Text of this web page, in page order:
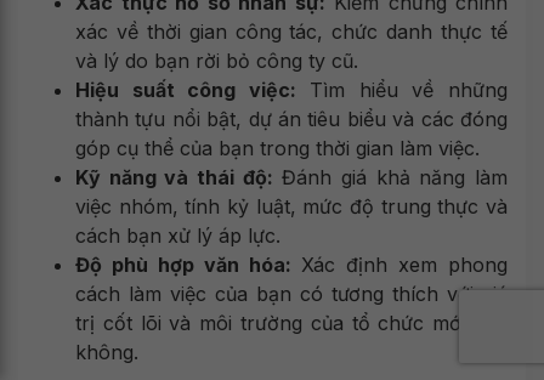
xác về thời gian công tác, chức danh thực tế
và lý do bạn rời bỏ công ty cũ.
Hiệu suất công việc: Tìm hiểu về những
thành tựu nổi bật, dự án tiêu biểu và các đóng
góp cụ thể của bạn trong thời gian làm việc.
Kỹ năng và thái độ: Đánh giá khả năng làm
việc nhóm, tính kỷ luật, mức độ trung thực và
cách bạn xử lý áp lực.
Độ phù hợp văn hóa: Xác định xem phong
cách làm việc của bạn có tương thích với giá
trị cốt lõi và môi trường của tổ chức mới hay
không.